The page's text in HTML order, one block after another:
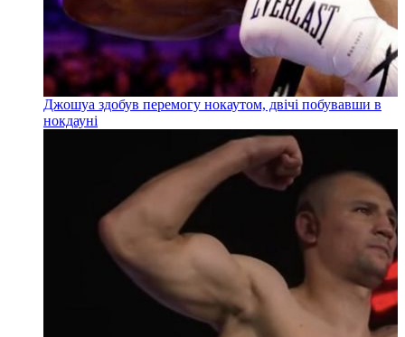
Джошуа здобув перемогу нокаутом, двічі побувавши в
нокдауні